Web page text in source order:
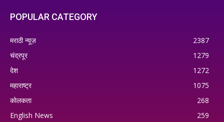
POPULAR CATEGORY
मराठी न्यूज़
2387
चंद्रपूर
1279
देश
1272
महाराष्ट्र
1075
कोलकता
268
English News
259